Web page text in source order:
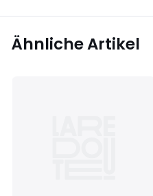
Ähnliche Artikel